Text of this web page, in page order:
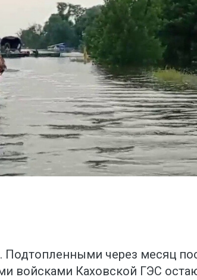
Подтопленными через месяц
войсками Каховской ГЭС